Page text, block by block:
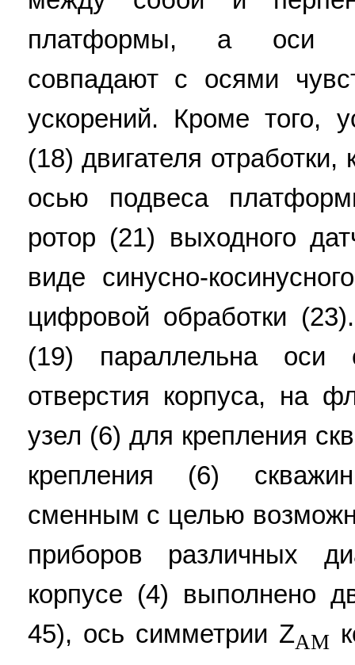
платформы, а оси
совпадают с осями
ускорений. Кроме того,
(18) двигателя
осью подвеса
ротор (21) выходного
виде синусно-
цифровой обработки
(19) параллельна оси
отверстия корпуса, на
узел (6) для крепления
крепления (6)
сменным с целью
приборов различных
корпусе (4) выполнено
45), ось симметрии ZAM